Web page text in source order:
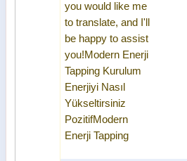
you would like me
to translate, and I'll
be happy to assist
you!Modern Enerji
Tapping Kurulum
Enerjiyi Nasıl
Yükseltirsiniz
PozitifModern
Enerji Tapping